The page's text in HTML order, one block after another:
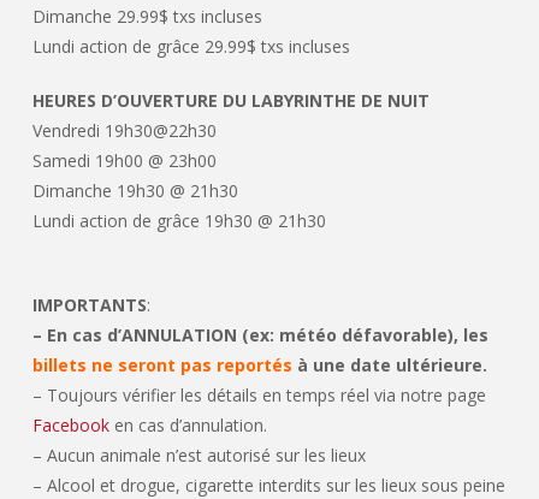
Dimanche 29.99$ txs incluses
Lundi action de grâce 29.99$ txs incluses
HEURES D’OUVERTURE DU LABYRINTHE DE NUIT
Vendredi 19h30@22h30
Samedi 19h00 @ 23h00
Dimanche 19h30 @ 21h30
Lundi action de grâce 19h30 @ 21h30
IMPORTANTS:
– En cas d’ANNULATION (ex: météo défavorable), les
billets ne seront pas reportés à une date ultérieure.
– Toujours vérifier les détails en temps réel via notre page
Facebooken cas d’annulation.
– Aucun animale n’est autorisé sur les lieux
– Alcool et drogue, cigarette interdits sur les lieux sous peine